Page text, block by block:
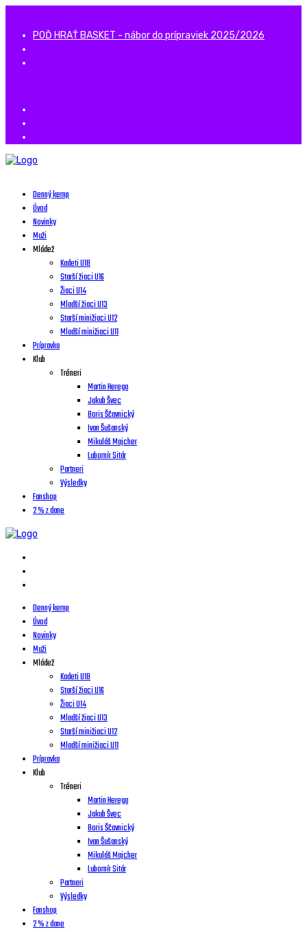
POĎ HRAŤ BASKET - nábor do prípraviek 2025/2026
Denný kemp
Úvod
Novinky
Muži
Mládež
Kadeti U18
Starší žiaci U16
Žiaci U14
Mladší žiaci U13
Starší minižiaci U12
Mladší minižiaci U11
Prípravka
Klub
Tréneri
Martin Herega
Jakub Švec
Boris Ščavnický
Ivan Šušanský
Mikuláš Majcher
Lubomír Sitár
Partneri
Výsledky
Fanshop
2 % z dane
Denný kemp
Úvod
Novinky
Muži
Mládež
Kadeti U18
Starší žiaci U16
Žiaci U14
Mladší žiaci U13
Starší minižiaci U12
Mladší minižiaci U11
Prípravka
Klub
Tréneri
Martin Herega
Jakub Švec
Boris Ščavnický
Ivan Šušanský
Mikuláš Majcher
Lubomír Sitár
Partneri
Výsledky
Fanshop
2 % z dane